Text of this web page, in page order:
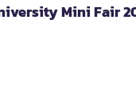
Mini Fair